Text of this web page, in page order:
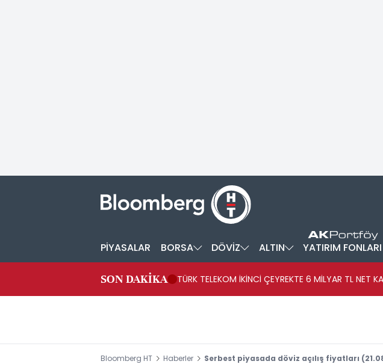
PİYASALAR BORSA DÖVİZ ALTIN YATIRIM FONLARI
SON DAKİKA TÜRK TELEKOM İKİNCİ ÇEYREKTE 6 MİLYAR TL NET
Bloomberg HT Haberler Serbest piyasada döviz açılış fiyatları